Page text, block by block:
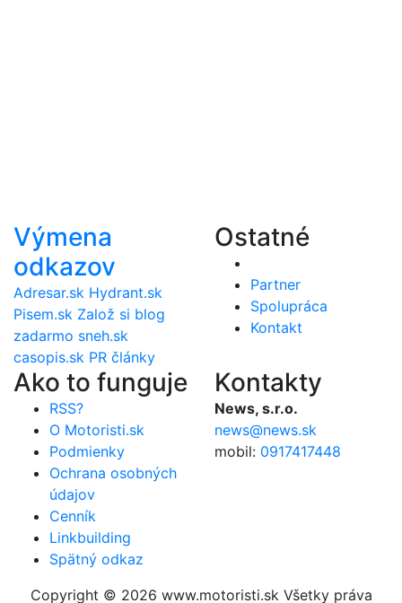
Výmena
odkazov
Adresar.sk Hydrant.sk
Pisem.sk Založ si blog
zadarmo sneh.sk
casopis.sk PR články
Ostatné
Partner
Spolupráca
Kontakt
Ako to funguje
RSS?
O Motoristi.sk
Podmienky
Ochrana osobných
údajov
Cenník
Linkbuilding
Spätný odkaz
Kontakty
News, s.r.o.
news@news.sk
mobil: 0917417448
Copyright © 2026 www.motoristi.sk Všetky práva